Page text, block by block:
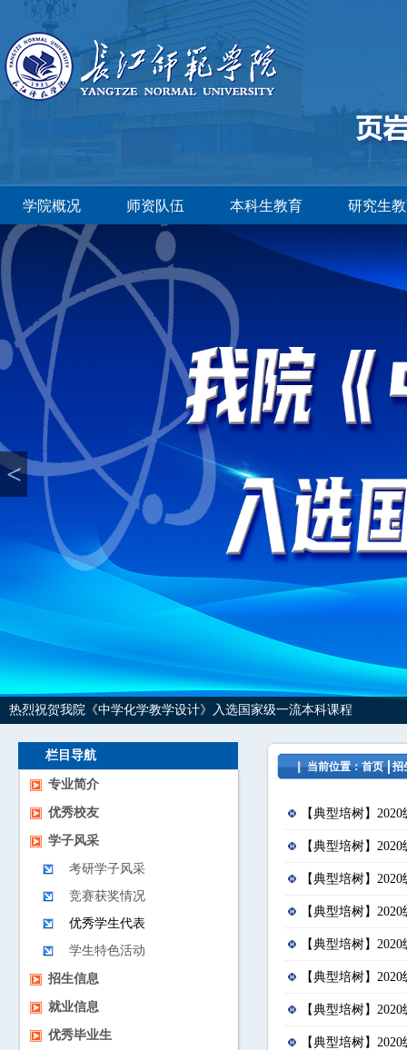
学院概况 师资队伍 本科生教育 研究生
热烈祝贺我院《中学化学教学设计》入选国家级一流本科课程
<
栏目导航
专业简介
优秀校友
学子风采
考研学子风采
竞赛获奖情况
优秀学生代表
学生特色活动
招生信息
就业信息
优秀毕业生
当前位置：首页 招
【典型培树】
【典型培树】
【典型培树】
【典型培树】
【典型培树】
【典型培树】
【典型培树】
【典型培树】